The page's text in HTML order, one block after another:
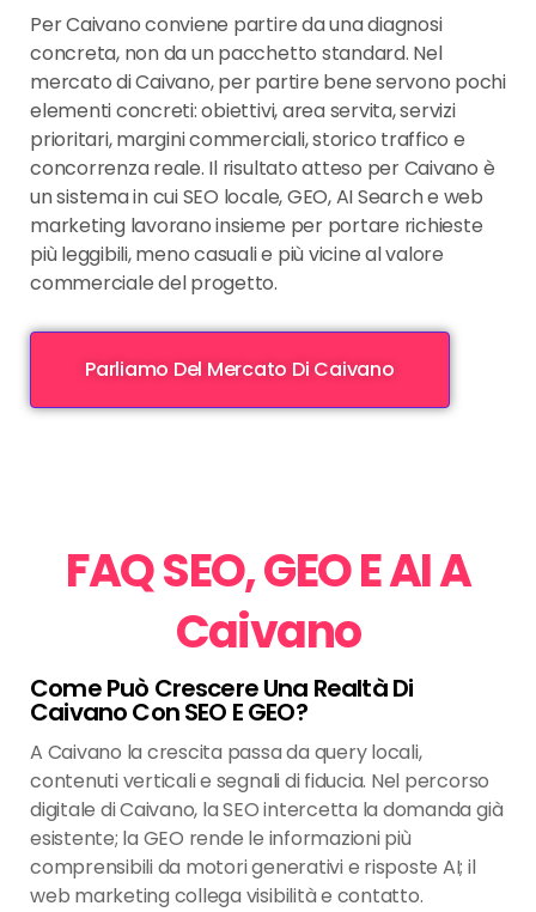
Per Caivano conviene partire da una diagnosi
concreta, non da un pacchetto standard. Nel
mercato di Caivano, per partire bene servono pochi
elementi concreti: obiettivi, area servita, servizi
prioritari, margini commerciali, storico traffico e
concorrenza reale. Il risultato atteso per Caivano è
un sistema in cui SEO locale, GEO, AI Search e web
marketing lavorano insieme per portare richieste
più leggibili, meno casuali e più vicine al valore
commerciale del progetto.
Parliamo Del Mercato Di Caivano
FAQ SEO, GEO E AI A
Caivano
Come Può Crescere Una Realtà Di
Caivano Con SEO E GEO?
A Caivano la crescita passa da query locali,
contenuti verticali e segnali di fiducia. Nel percorso
digitale di Caivano, la SEO intercetta la domanda già
esistente; la GEO rende le informazioni più
comprensibili da motori generativi e risposte AI; il
web marketing collega visibilità e contatto.